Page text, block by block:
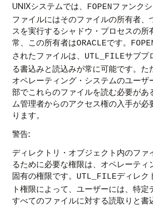
UNIXシステムでは、
FOPENファンク
ファイルにはそのファイルの所有者、
スを実行するシャドウ・プロセスの所
常、この所有者はORACLEです。
されたファイルは、
UTL_FILEサブプ
る書込みと読込みが常に可能です。た
オペレーティング・システムのユーザ
部でこれらのファイルを読む必要があ
ム管理者からのアクセス権の入手が必
ります。
警告:
ディレクトリ・オブジェクト内のファ
るために必要な権限は、オペレーティ
固有の権限です。
UTL_FILEディレク
ト権限によって、ユーザーには、特
すべてのファイルに対する読取りと書